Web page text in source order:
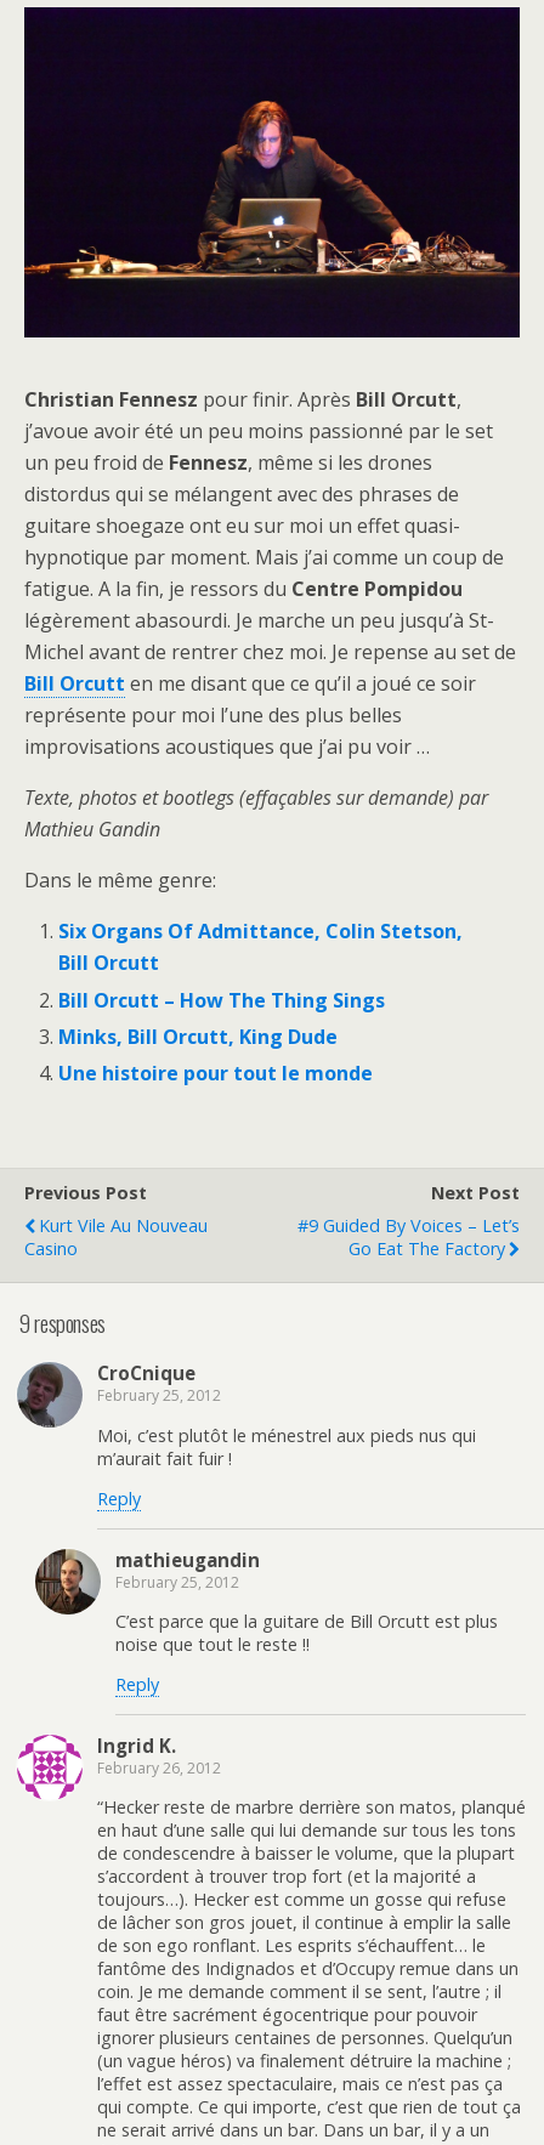
Christian Fennesz pour finir. Après Bill Orcutt,
j’avoue avoir été un peu moins passionné par le set
un peu froid de Fennesz, même si les drones
distordus qui se mélangent avec des phrases de
guitare shoegaze ont eu sur moi un effet quasi-
hypnotique par moment. Mais j’ai comme un coup de
fatigue. A la fin, je ressors du Centre Pompidou
légèrement abasourdi. Je marche un peu jusqu’à St-
Michel avant de rentrer chez moi. Je repense au set de
Bill Orcutt en me disant que ce qu’il a joué ce soir
représente pour moi l’une des plus belles
improvisations acoustiques que j’ai pu voir …
Texte, photos et bootlegs (effaçables sur demande) par
Mathieu Gandin
Dans le même genre:
Six Organs Of Admittance, Colin Stetson,
Bill Orcutt
Bill Orcutt – How The Thing Sings
Minks, Bill Orcutt, King Dude
Une histoire pour tout le monde
Previous Post
Kurt Vile Au Nouveau
Casino
Next Post
#9 Guided By Voices – Let’s
Go Eat The Factory
9 responses
CroCnique
February 25, 2012
Moi, c’est plutôt le ménestrel aux pieds nus qui
m’aurait fait fuir !
Reply
mathieugandin
February 25, 2012
C’est parce que la guitare de Bill Orcutt est plus
noise que tout le reste !!
Reply
Ingrid K.
February 26, 2012
“Hecker reste de marbre derrière son matos, planqué
en haut d’une salle qui lui demande sur tous les tons
de condescendre à baisser le volume, que la plupart
s’accordent à trouver trop fort (et la majorité a
toujours…). Hecker est comme un gosse qui refuse
de lâcher son gros jouet, il continue à emplir la salle
de son ego ronflant. Les esprits s’échauffent… le
fantôme des Indignados et d’Occupy remue dans un
coin. Je me demande comment il se sent, l’autre ; il
faut être sacrément égocentrique pour pouvoir
ignorer plusieurs centaines de personnes. Quelqu’un
(un vague héros) va finalement détruire la machine ;
l’effet est assez spectaculaire, mais ce n’est pas ça
qui compte. Ce qui importe, c’est que rien de tout ça
ne serait arrivé dans un bar. Dans un bar, il y a un